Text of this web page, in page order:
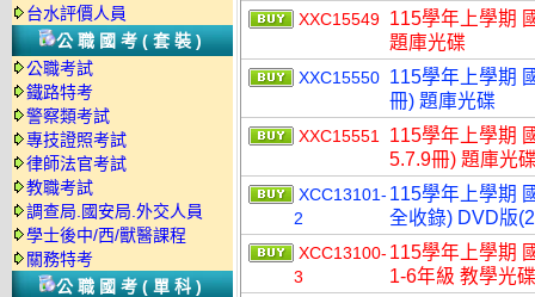
台水評價人員
公職國考(套裝)
公職考試
鐵路特考
警察類考試
專技證照考試
律師法官考試
教職考試
調查局.國安局.外交人員
學士後中/西/獸醫課程
關務特考
公職國考(單科)
XXC15549 115學年上學期
題庫光碟
XXC15550 115學年上學期
冊) 題庫光碟
XXC15551
115學年上學期
5.7.9冊) 題庫光
XCC13101-
2
115學年上學期
全收錄) DVD版
XCC13100-
3
115學年上學期
1-6年級 教學光